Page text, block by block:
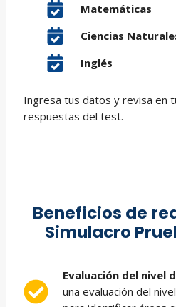
Matemáticas
Ciencias
Inglés
Ingresa tus datos y revisa en
respuestas del test.
Beneficios de
Simulacro
Evaluación del nivel
una evaluación del